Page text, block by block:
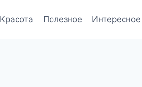
Красота Полезное Интересное